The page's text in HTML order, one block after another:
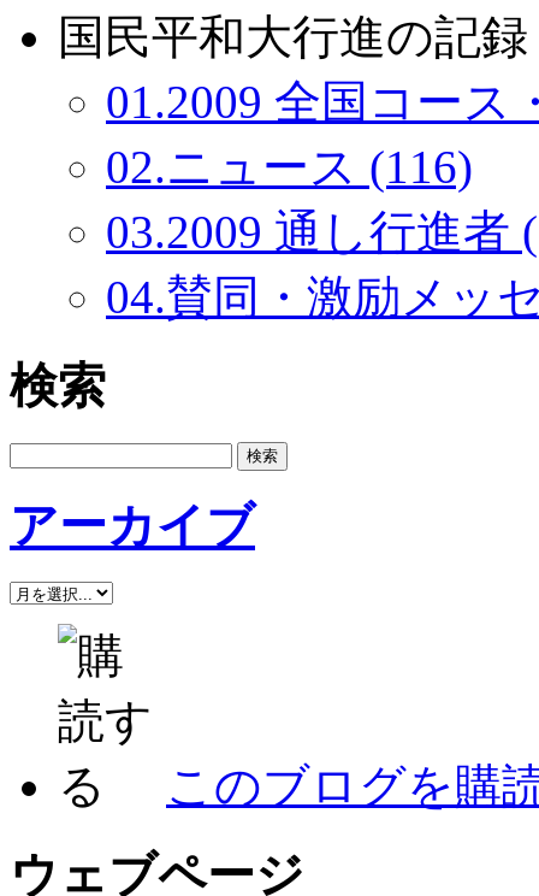
国民平和大行進の記録
01.2009 全国コース
02.ニュース (116)
03.2009 通し行進者
04.賛同・激励メッ
検索
アーカイブ
このブログを購
ウェブページ